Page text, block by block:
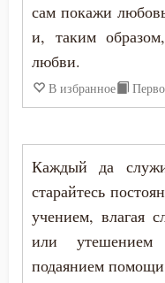
Богослужение
Богоугождение
Воля
Воля Божия
Воплощение
Варсонофий
Василий Великий
Григорий Богослов
Григорий Нисский
Григорий Палама
Ефрем Сирин
Игнатий
сам покажи
и, таким
любви.
В избранное
Каждый да
старайтесь
учением, влагая
или
подаянием